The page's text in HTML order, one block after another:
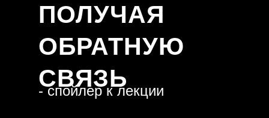
ПОЛУЧАЯ
ОБРАТНУЮ
СВЯЗЬ
- спойлер к лекции